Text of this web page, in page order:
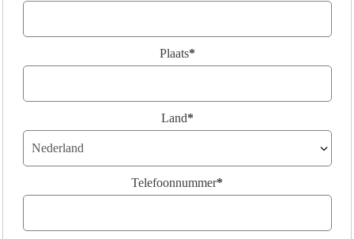
Plaats*
Land*
Telefoonnummer*